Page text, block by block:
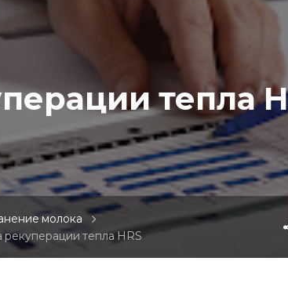
тепла
молока
рекуперации тепла HRS